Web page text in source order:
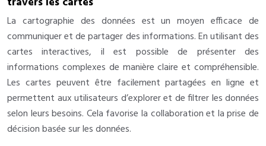
La cartographie des données est un moyen efficace de
communiquer et de partager des informations. En utilisant des
cartes interactives, il est possible de présenter des
informations complexes de manière claire et compréhensible.
Les cartes peuvent être facilement partagées en ligne et
permettent aux utilisateurs d’explorer et de filtrer les données
selon leurs besoins. Cela favorise la collaboration et la prise de
décision basée sur les données.